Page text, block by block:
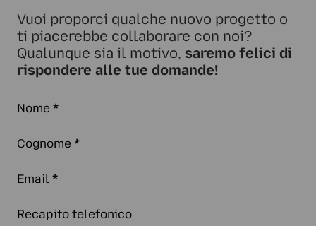
Vuoi proporci qualche nuovo progetto o
ti piacerebbe collaborare con noi?
Qualunque sia il motivo, saremo felici di
rispondere alle tue domande!
Nome *
Cognome *
Email *
Recapito telefonico